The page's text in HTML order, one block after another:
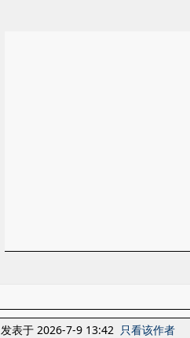
发表于 2026-7-9 13:42 只看该作者